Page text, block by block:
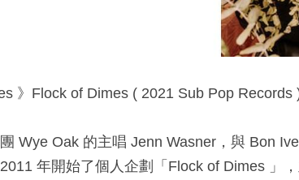
》Flock of Dimes ( 2021 Sub Pop Records
Wye Oak 的主唱 Jenn Wasner，與 Bon
年開始了個人企劃「Flock of Dimes 」